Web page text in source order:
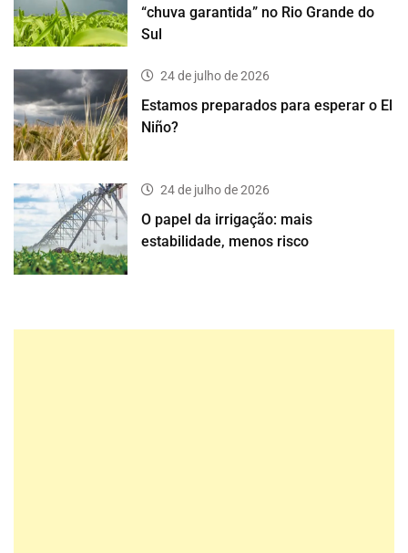
“chuva garantida” no Rio Grande do
Sul
24 de julho de 2026
Estamos preparados para esperar o El
Niño?
24 de julho de 2026
O papel da irrigação: mais
estabilidade, menos risco